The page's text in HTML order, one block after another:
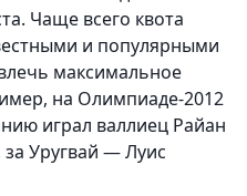
Чаще всего квота
и популярными
максимальное
на Олимпиаде-2012
играл валлиец Райан
за Уругвай — Луис